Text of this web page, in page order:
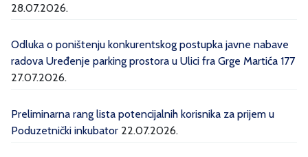
28.07.2026.
Odluka o poništenju konkurentskog postupka javne nabave
radova Uređenje parking prostora u Ulici fra Grge Martića 177
27.07.2026.
Preliminarna rang lista potencijalnih korisnika za prijem u
Poduzetnički inkubator 22.07.2026.